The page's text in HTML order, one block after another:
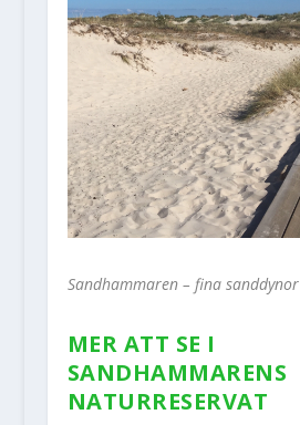
Sandhammaren – fina sanddynor
MER ATT SE I
SANDHAMMARENS
NATURRESERVAT